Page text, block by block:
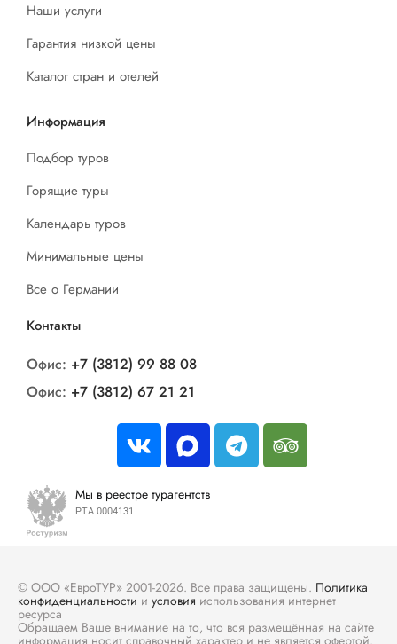
Наши услуги
Гарантия низкой цены
Каталог стран и отелей
Информация
Подбор туров
Горящие туры
Календарь туров
Минимальные цены
Все о Германии
Контакты
Офис: +7 (3812) 99 88 08
Офис: +7 (3812) 67 21 21
Мы в реестре турагентств
РТА 0004131
© ООО «ЕвроТУР» 2001-2026. Все права защищены. Политика
конфиденциальности и условия использования интернет
ресурса
Обращаем Ваше внимание на то, что вся размещённая на сайте